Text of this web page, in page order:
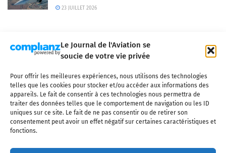
Le Journal de l'Aviation se
soucie de votre vie privée
Pour offrir les meilleures expériences, nous utilisons des technologies
telles que les cookies pour stocker et/ou accéder aux informations des
appareils. Le fait de consentir à ces technologies nous permettra de
traiter des données telles que le comportement de navigation ou les ID
uniques sur ce site. Le fait de ne pas consentir ou de retirer son
consentement peut avoir un effet négatif sur certaines caractéristiques et
fonctions.
23 JUILLET 2026
Qui sommes-nous ? Nous contacter
Partenaires
Mentions légales
CGV Politique de confidentialité Cookies